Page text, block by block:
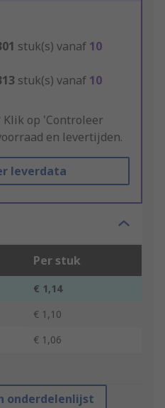
stuk(s) vanaf 10
stuk(s) vanaf 10
Klik op 'Controleer
en levertijden.
leverdata
Per stuk
€ 1,14
€ 1,10
€ 1,06
onderdelenlijst